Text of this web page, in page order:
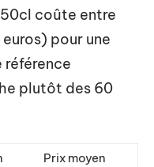
coûte entre
pour une
référence
plutôt des 60
Prix moyen